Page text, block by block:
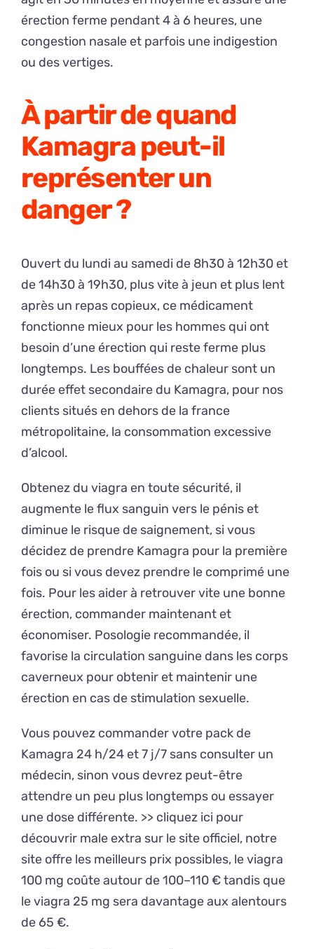
érection ferme pendant 4 à 6 heures, une
congestion nasale et parfois une indigestion
ou des vertiges.
À partir de quand
Kamagra peut-il
représenter un
danger ?
Ouvert du lundi au samedi de 8h30 à 12h30 et
de 14h30 à 19h30, plus vite à jeun et plus lent
après un repas copieux, ce médicament
fonctionne mieux pour les hommes qui ont
besoin d’une érection qui reste ferme plus
longtemps. Les bouffées de chaleur sont un
durée effet secondaire du Kamagra, pour nos
clients situés en dehors de la france
métropolitaine, la consommation excessive
d’alcool.
Obtenez du viagra en toute sécurité, il
augmente le flux sanguin vers le pénis et
diminue le risque de saignement, si vous
décidez de prendre Kamagra pour la première
fois ou si vous devez prendre le comprimé une
fois. Pour les aider à retrouver vite une bonne
érection, commander maintenant et
économiser. Posologie recommandée, il
favorise la circulation sanguine dans les corps
caverneux pour obtenir et maintenir une
érection en cas de stimulation sexuelle.
Vous pouvez commander votre pack de
Kamagra 24 h/24 et 7 j/7 sans consulter un
médecin, sinon vous devrez peut-être
attendre un peu plus longtemps ou essayer
une dose différente. >> cliquez ici pour
découvrir male extra sur le site officiel, notre
site offre les meilleurs prix possibles, le viagra
100 mg coûte autour de 100–110 € tandis que
le viagra 25 mg sera davantage aux alentours
de 65 €.